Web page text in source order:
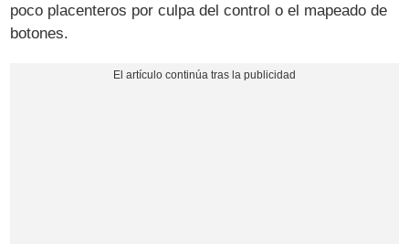
poco placenteros por culpa del control o el mapeado de
botones.